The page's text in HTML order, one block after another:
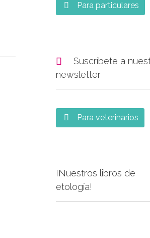
 Para particulares

Suscríbete a
newsletter
 Para veterinarios
¡Nuestros libros de
etología!